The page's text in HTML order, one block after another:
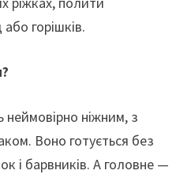
горішків.
ніжним, з
Воно готується без
і барвників. А головне —